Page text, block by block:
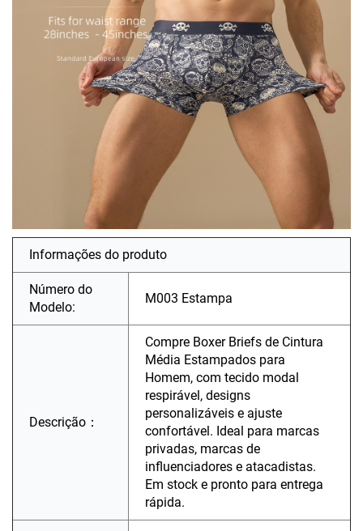
Informações do produto
Número do
Modelo:
M003 Estampa
Descrição：
Compre Boxer Briefs de Cintura
Média Estampados para
Homem, com tecido modal
respirável, designs
personalizáveis e ajuste
confortável. Ideal para marcas
privadas, marcas de
influenciadores e atacadistas.
Em stock e pronto para entrega
rápida.